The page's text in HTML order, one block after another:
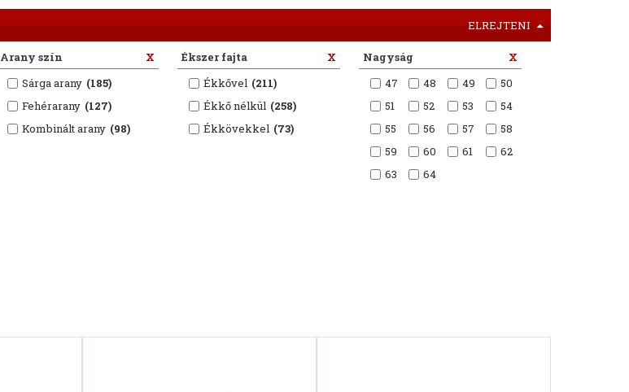
ELREJTENI
Arany szín
X
Sárga arany (185)
Fehérarany (127)
Kombinált arany (98)
Ékszer fajta
X
Ékkővel (211)
Ékkő nélkül (258)
Ékkövekkel (73)
Nagyság
X
47
48 49
50
51
52 53
54
55
56 57
58
59
60 61
62
63
64